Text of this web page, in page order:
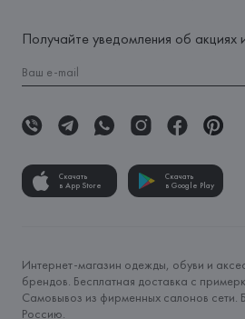
Получайте уведомления об акциях
Скачать
в App Store
Скачать
в Google Play
Интернет-магазин одежды, обуви и
брендов. Бесплатная доставка с
Самовывоз из фирменных салонов сети.
Россию.